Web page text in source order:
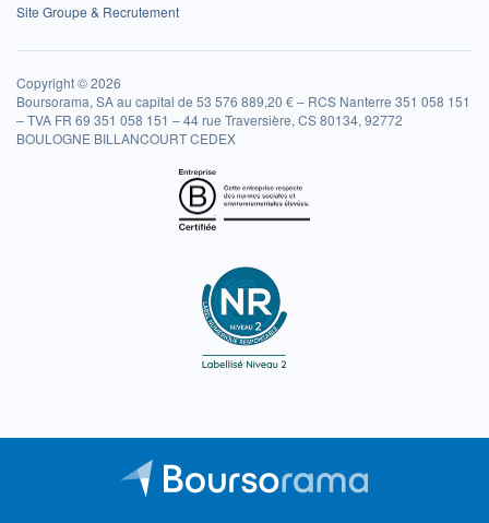
Site Groupe & Recrutement
Copyright © 2026
Boursorama, SA au capital de 53 576 889,20 € – RCS Nanterre 351 058 151
– TVA FR 69 351 058 151 – 44 rue Traversière, CS 80134, 92772
BOULOGNE BILLANCOURT CEDEX